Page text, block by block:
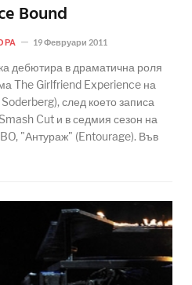
Bound
19 Февруари 2011
дебютира в драматична роля
The Girlfriend Experience на
след което записа
Cut и в седмия сезон на
"Антураж" (Entourage). Във